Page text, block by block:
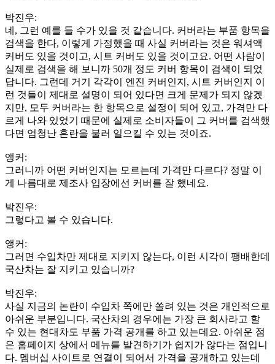
박진우:
네, 그런 예를 들 수가 있을 것 같습니다. 커버라는 부품 항목을
검색을 한다, 이렇게 가정했을 때 사실 커버라는 것은 워셔액
커버도 있을 것이고, 시트 커버도 있을 것이고요. 어떤 사람이
실제로 검색을 해 보니까 50개 정도 커버 항목이 검색이 되었
답니다. 그런데 거기 각각이 엔진 커버인지, 시트 커버인지 이
런 것들이 제대로 설명이 되어 있다면 크게 문제가 되지 않겠
지만, 모두 커버라는 한 항목으로 설정이 되어 있고, 가격만 다
르게 나와 있었기 때문에 실제로 소비자들이 그 커버를 검색했
다면 엄청난 혼란을 불러 일으킬 수 있는 것이죠.
앵커:
그러니까 어떤 커버인지는 모르는데 가격만 다르다? 정말 이
게 나름대로 제조사 입장에선 커버를 잘 했네요.
박진우:
그렇다고 볼 수 있습니다.
앵커:
그러면 수입차만 제대로 지키지 않는다, 이런 시각이 팽배한데
국산차는 잘 지키고 있습니까?
박진우:
사실 지금의 논란이 수입차 쪽에만 쏠려 있는 것은 개인적으로
아쉬운 부분입니다. 국산차의 경우에는 가장 큰 회사라고 할
수 있는 현대차도 부품 가격 공개를 하고 있는데요. 아쉬운 점
은 홈페이지 상에서 메뉴를 발견하기가 쉽지가 않다는 점입니
다. 멤버십 사이트로 연결이 되어서 가격을 공개하고 있는데